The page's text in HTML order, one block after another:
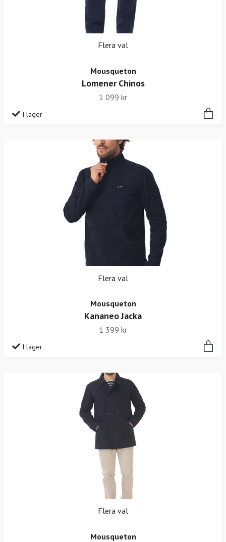
Flera val
Mousqueton
Lomener Chinos
1 099 kr
I lager
Flera val
Mousqueton
Kananeo Jacka
1 399 kr
I lager
Flera val
Mousqueton